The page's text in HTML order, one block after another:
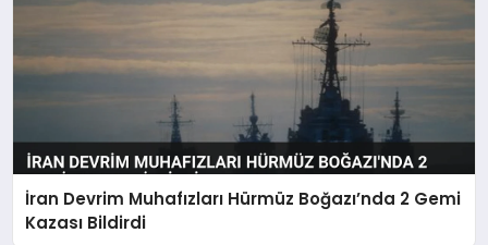
İran Devrim Muhafızları Hürmüz Boğazı’nda 2 Gemi
Kazası Bildirdi